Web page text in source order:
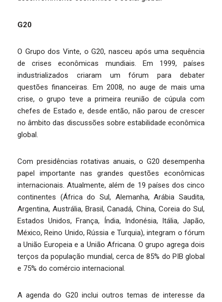
G20
O Grupo dos Vinte, o G20, nasceu após uma sequência
de crises econômicas mundiais. Em 1999, países
industrializados criaram um fórum para debater
questões financeiras. Em 2008, no auge de mais uma
crise, o grupo teve a primeira reunião de cúpula com
chefes de Estado e, desde então, não parou de crescer
no âmbito das discussões sobre estabilidade econômica
global.
Com presidências rotativas anuais, o G20 desempenha
papel importante nas grandes questões econômicas
internacionais. Atualmente, além de 19 países dos cinco
continentes (África do Sul, Alemanha, Arábia Saudita,
Argentina, Austrália, Brasil, Canadá, China, Coreia do Sul,
Estados Unidos, França, Índia, Indonésia, Itália, Japão,
México, Reino Unido, Rússia e Turquia), integram o fórum
a União Europeia e a União Africana. O grupo agrega dois
terços da população mundial, cerca de 85% do PIB global
e 75% do comércio internacional.
A agenda do G20 inclui outros temas de interesse da